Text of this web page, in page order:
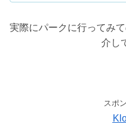
実際にパークに行ってみ
介し
スポ